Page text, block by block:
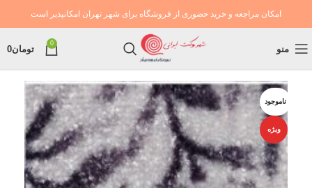
امکان مراجعه و خرید حضوری از فروشگاه برای شهر تهران امکانپذیر است
منو
0
تومان0
ناموجود
ویژه